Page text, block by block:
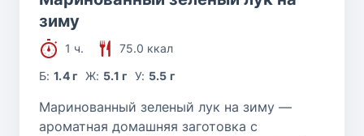
зиму
1 ч.
75.0 ккал
Б:1.4 г Ж: 5.1 г У: 5.5 г
Маринованный зеленый лук на зиму —
ароматная домашняя заготовка с